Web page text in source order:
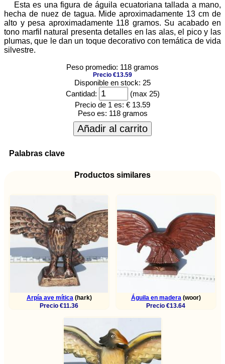
Esta es una figura de águila ecuatoriana tallada a mano,
hecha de nuez de tagua. Mide aproximadamente 13 cm de
alto y pesa aproximadamente 118 gramos. Su acabado en
tono marfil natural presenta detalles en las alas, el pico y las
plumas, que le dan un toque decorativo con temática de vida
silvestre.
Peso promedio: 118 gramos
Precio €13.59
Disponible en stock: 25
Cantidad:
(max 25)
Precio de 1 es: € 13.59
Peso es: 118 gramos
Añadir al carrito
Palabras clave
Productos similares
Arpía ave mítica(hark)
Precio €11.36
Águila en madera(woor)
Precio €13.64